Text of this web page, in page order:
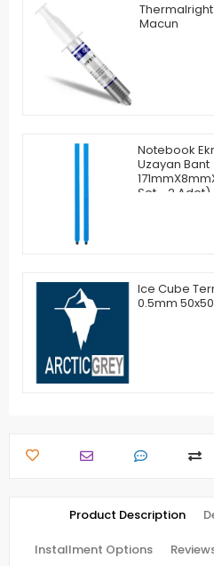
Thermalright
Macun
Notebook
Uzayan Bant
Set - 2 Adet)
Ice Cube
0.5mm
Product Description
Installment Options